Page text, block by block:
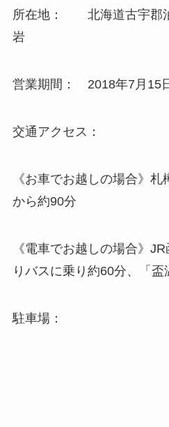
所在地： 北海道古宇郡
岩
営業期間： 2018年7月15
交通アクセス：
《お車でお越しの場合》札
から約90分
《電車でお越しの場合》
りバスに乗り約60分、「
駐車場：